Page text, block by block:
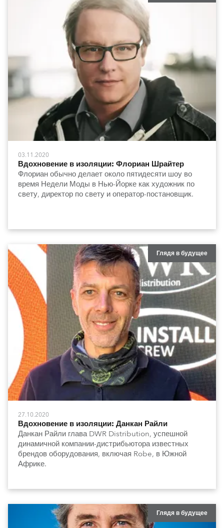
03.11.2020
Вдохновение в изоляции: Флориан Шрайтер
Флориан обычно делает около пятидесяти шоу во
время Недели Моды в Нью-Йорке как художник по
свету, директор по свету и оператор-постановщик.
Глядя в будущее
27.10.2020
Вдохновение в изоляции: Данкан Райли
Данкан Райли глава DWR Distribution, успешной
динамичной компании-дистрибьютора известных
брендов оборудования, включая Robe, в Южной
Африке.
Глядя в будущее